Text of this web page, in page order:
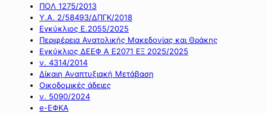
ΠΟΛ 1275/2013
Υ.Α. 2/58493/ΔΠΓΚ/2018
Εγκύκλιος Ε.2055/2025
Περιφέρεια Ανατολικής Μακεδονίας και Θράκης
Εγκύκλιος ΔΕΕΦ Α Ε2071 ΕΞ 2025/2025
ν. 4314/2014
Δίκαιη Αναπτυξιακή Μετάβαση
Οικοδομικές άδειες
ν. 5090/2024
e-ΕΦΚΑ